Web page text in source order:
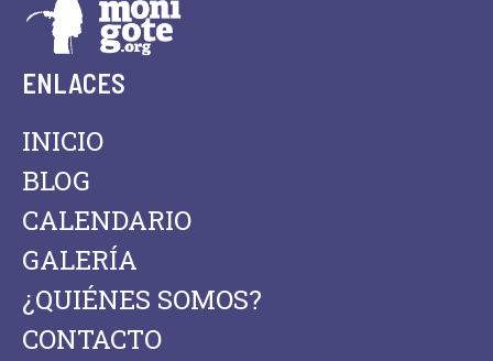
ENLACES
INICIO
BLOG
CALENDARIO
GALERÍA
¿QUIÉNES SOMOS?
CONTACTO